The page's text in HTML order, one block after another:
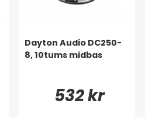
Dayton Audio DC250-
8, 10tums midbas
532 kr